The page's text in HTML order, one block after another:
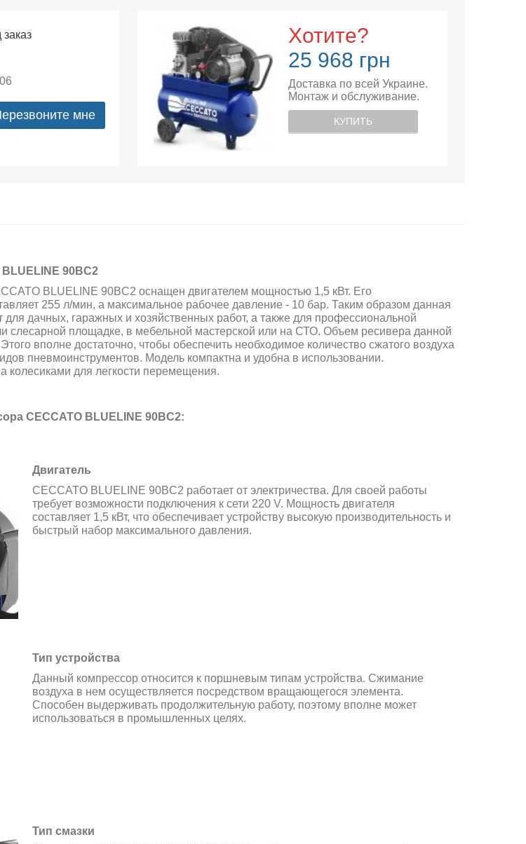
мне
Хотите?
25 968 грн
Доставка по всей Украине.
Монтаж и обслуживание.
КУПИТЬ
90BC2
BLUELINE 90BC2 оснащен двигателем мощностью 1,5 кВт. Его
255 л/мин, а максимальное рабочее давление - 10 бар. Таким образом данная
дачных, гаражных и хозяйственных работ, а также для профессиональной
слесарной площадке, в мебельной мастерской или на СТО. Объем ресивера данной
вполне достаточно, чтобы обеспечить необходимое количество сжатого воздуха
пневмоинструментов. Модель компактна и удобна в использовании.
колесиками для легкости перемещения.
CECCATO BLUELINE 90BC2:
Двигатель
CECCATO BLUELINE 90BC2 работает от электричества. Для своей работы
требует возможности подключения к сети 220 V. Мощность двигателя
составляет 1,5 кВт, что обеспечивает устройству высокую производительность и
быстрый набор максимального давления.
Тип устройства
Данный компрессор относится к поршневым типам устройства. Сжимание
воздуха в нем осуществляется посредством вращающегося элемента.
Способен выдерживать продолжительную работу, поэтому вполне может
использоваться в промышленных целях.
Тип смазки